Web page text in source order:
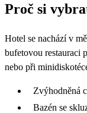
Proč si
Hotel se nachází v
bufetovou restauraci
nebo při
Zvýhodněná
Bazén se